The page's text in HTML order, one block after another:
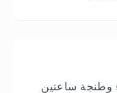
وطنجة ساعتين